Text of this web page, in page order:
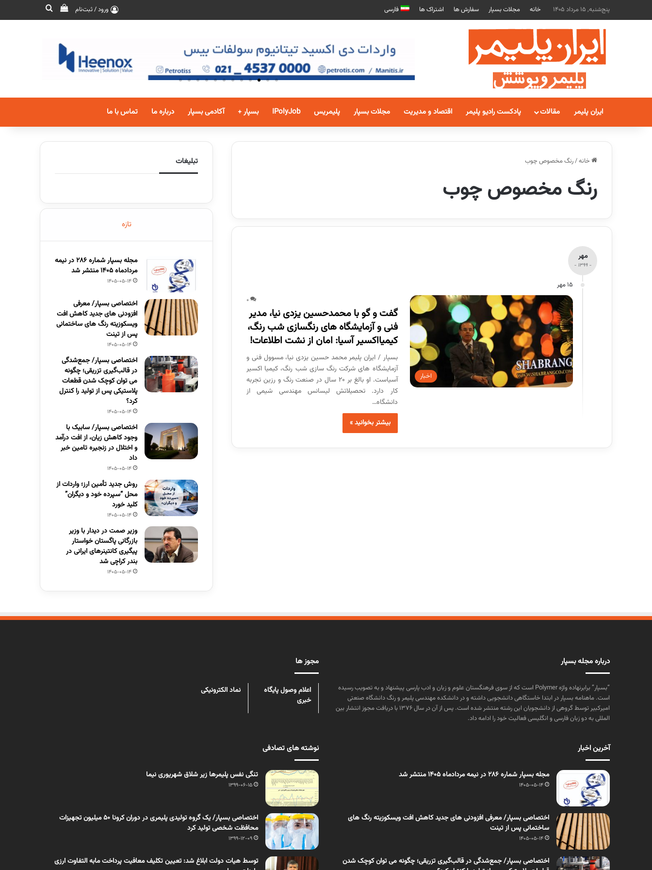
پنج‌شنبه, 15 مرداد 1405 خانه مجلات بسپار سفارش ها اشتراک ها فارسی ورود / ثبت‌نام
ایران پلیمر مقالات پادکست رادیو پلیمر اقتصاد و مدیریت مجلات بسپار پلیمریس IPolyJob بسپار + آکادمی بسپار درباره ما تماس با ما
خانه/رنگ مخصوص چوب
رنگ مخصوص چوب
مهر
- 1399 -
15 مهر
اخبار
0
گفت و گو با محمدحسین یزدی نیا، مدیر
فنی و آزمایشگاه های رنگسازی شب رنگ،
کیمیااکسیر آسیا: امان از نشت اطلاعات!
بسپار / ایران پلیمر محمد حسین یزدی نیا، مسوول فنی و
آزمایشگاه های شرکت رنگ سازی شب رنگ، کیمیا اکسیر
آسیاست. او بالغ بر ۲۰ سال در صنعت رنگ و رزین تجربه
کار دارد. تحصیلاتش لیسانس مهندسی شیمی از
دانشگاه…
بیشتر بخوانید »
تبلیغات
تازه
مجله بسپار شماره 286 در نیمه
مردادماه 1405 منتشر شد
1405-05-14
اختصاصی بسپار/ معرفی
افزودنی های جدید کاهش افت
ویسکوزیته رنگ های ساختمانی
پس از تینت
1405-05-14
اختصاصی بسپار/ جمع‌شدگی
در قالب‌گیری تزریقی؛ چگونه
می توان کوچک شدن قطعات
پلاستیکی پس از تولید را کنترل
کرد؟
1405-05-14
اختصاصی بسپار/ سابیک با
وجود کاهش زیان، از افت درآمد
و اختلال در زنجیره تامین خبر
داد
1405-05-14
روش جدید تأمین ارز؛ واردات از
محل “سپرده خود و دیگران”
کلید خورد
1405-05-14
وزیر صمت در دیدار با وزیر
بازرگانی پاگستان خواستار
پیگیری کانتینرهای ایرانی در
بندر کراچی شد
1405-05-14
درباره مجله بسپار
“بسپار” برابرنهاده واژه Polymer است که از سوی فرهنگستان علوم و زبان و ادب پارسی پیشنهاد و به تصویب رسیده
است. ماهنامه بسپار در ابتدا خاستگاهی دانشجویی داشته و در دانشکده مهندسی پلیمر و رنگ دانشگاه صنعتی
امیرکبیر توسط گروهی از دانشجویان این رشته منتشر شده است. پس از آن در سال ۱۳۷۶ با دریافت مجوز انتشار بین
المللی به دو زبان فارسی و انگلیسی فعالیت خود را ادامه داد.
مجوز ها
اعلام وصول پایگاه
خبری
نماد الکترونیکی
آخرین اخبار
مجله بسپار شماره 286 در نیمه مردادماه 1405 منتشر شد
1405-05-14
اختصاصی بسپار/ معرفی افزودنی های جدید کاهش افت ویسکوزیته رنگ های
ساختمانی پس از تینت
1405-05-14
اختصاصی بسپار/ جمع‌شدگی در قالب‌گیری تزریقی؛ چگونه می توان کوچک شدن
نوشته های تصادفی
تنگی نفس‌ پلیمرها زیر شلاق شهریوری نیما
1399-06-15
اختصاصی بسپار/ یک گروه تولیدی پلیمری در دوران کرونا 50 میلیون تجهیزات
محافظت شخصی تولید کرد
1399-12-09
توسط هیات دولت ابلاغ شد: تعیین تکلیف معافیت پرداخت مابه التفاوت ارزی